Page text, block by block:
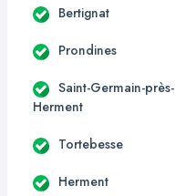
Bertignat
Prondines
Saint-Germain-près-
Herment
Tortebesse
Herment